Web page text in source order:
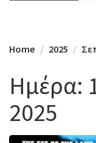
Home 2025
Ημέρα:
2025